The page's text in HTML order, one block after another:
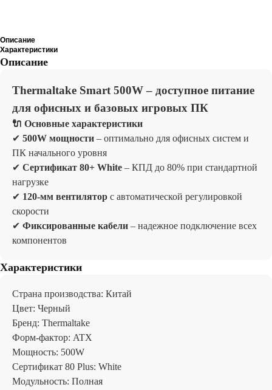
Описание
Характеристики
Описание
Thermaltake Smart 500W – доступное питание
для офисных и базовых игровых ПК
🔌 Основные характеристики
✔ 500W мощности – оптимально для офисных систем и
ПК начального уровня
✔ Сертификат 80+ White – КПД до 80% при стандартной
нагрузке
✔ 120-мм вентилятор с автоматической регулировкой
скорости
✔ Фиксированные кабели – надежное подключение всех
компонентов
Характеристики
Страна производства: Китай
Цвет: Черный
Бренд: Thermaltake
Форм-фактор: ATX
Мощность: 500W
Сертификат 80 Plus: White
Модульность: Полная
Отзывы